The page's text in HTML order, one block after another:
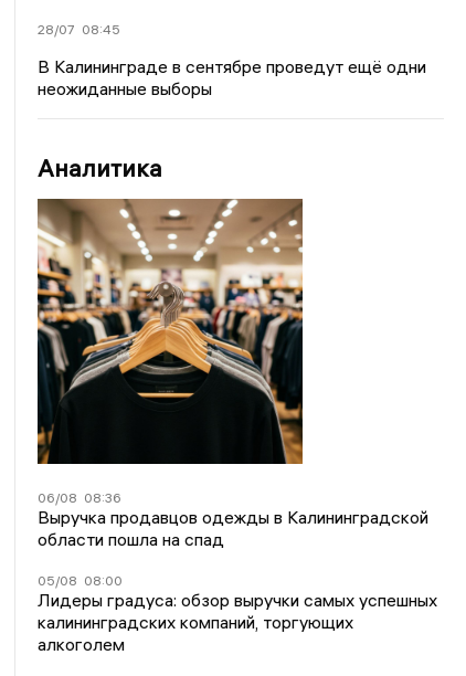
28/07 08:45
В Калининграде в сентябре проведут ещё одни
неожиданные выборы
Аналитика
06/08 08:36
Выручка продавцов одежды в Калининградской
области пошла на спад
05/08 08:00
Лидеры градуса: обзор выручки самых успешных
калининградских компаний, торгующих
алкоголем